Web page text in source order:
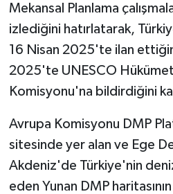
Mekansal Planlama
izlediğini hatırlatarak,
16 Nisan 2025'te ilan
2025'te UNESCO
Komisyonu'na bildirdiğini
Avrupa Komisyonu DMP
sitesinde yer alan ve Ege
Akdeniz'de Türkiye'nin deniz
eden Yunan DMP